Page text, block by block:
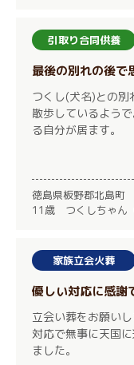
引取り合同供養
最後の別れの後で
つくし(犬名)との別
散歩しているよう
る自分が居ます。
徳島県板野郡北島町
11歳 つくしちゃん（
家族立会火葬
優しい対応に感謝
立会い葬をお願い
対応で無事に天国
ました。